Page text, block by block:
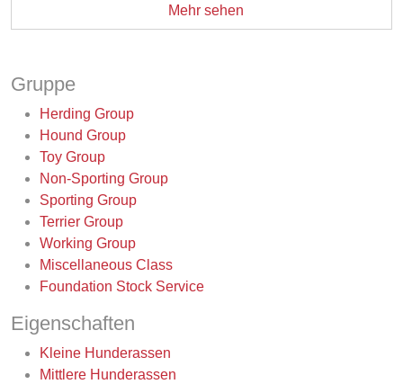
Mehr sehen
Gruppe
Herding Group
Hound Group
Toy Group
Non-Sporting Group
Sporting Group
Terrier Group
Working Group
Miscellaneous Class
Foundation Stock Service
Eigenschaften
Kleine Hunderassen
Mittlere Hunderassen